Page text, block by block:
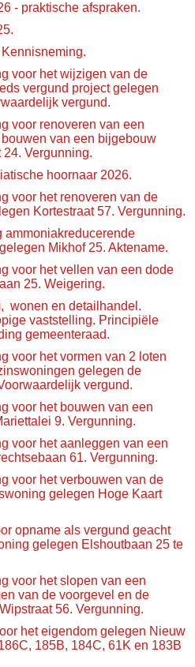
- praktische afspraken.
voor het wijzigen van de
vergund project gelegen
vergund.
voor renoveren van een
van een bijgebouw
Vergunning.
hoornaar 2026.
voor het renoveren van de
Kortestraat 57. Vergunning.
ammoniakreducerende
Mikhof 25. Aktename.
voor het vellen van een dode
25. Weigering.
wonen en detailhandel.
vaststelling. Principiële
gemeenteraad.
voor het vormen van 2 loten
gelegen de
vergund.
voor het bouwen van een
9. Vergunning.
voor het aanleggen van een
61. Vergunning.
voor het verbouwen van de
gelegen Hoge Kaart
opname als vergund geacht
gelegen Elshoutbaan 25 te
voor het slopen van een
van de voorgevel en de
56. Vergunning.
het eigendom gelegen Nieuw
185B, 184C, 61K en 183B